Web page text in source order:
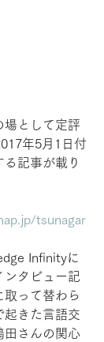
場として定評
年5月1日付
記事が載り
tsunagar
Infinityに
ンタビュー記
取って替わら
起きた言語交
田さんの関心